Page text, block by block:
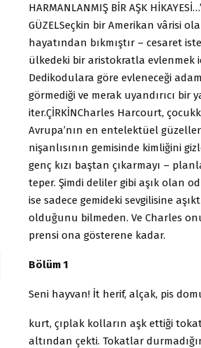
HARMANLANMIŞ BİR AŞK
GÜZELSeçkin bir Amerikan vârisi
hayatından bıkmıştır – cesaret
ülkedeki bir aristokratla evlenmek
Dedikodulara göre evleneceği
görmediği ve merak uyandırıcı
iter.ÇİRKİNCharles Harcourt,
Avrupa’nın en entelektüel
nişanlısının gemisinde kimliğini
genç kızı baştan çıkarmayı –
teper. Şimdi deliler gibi aşık olan
ise sadece gemideki sevgilisine
olduğunu bilmeden. Ve Charles
prensi ona gösterene kadar.
Bölüm 1
Seni hayvan! İt herif, alçak, pis
kurt, çıplak kolların aşk ettiği
altından çekti. Tokatlar